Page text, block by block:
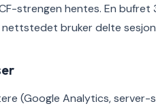
strengen hentes. En bufret
bruker delte
(Google Analytics,